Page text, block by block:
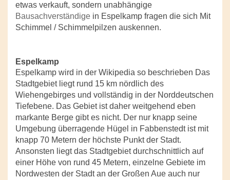
etwas verkauft, sondern unabhängige
Bausachverständige in Espelkamp fragen die sich Mit
Schimmel / Schimmelpilzen auskennen.
Espelkamp
Espelkamp wird in der Wikipedia so beschrieben Das
Stadtgebiet liegt rund 15 km nördlich des
Wiehengebirges und vollständig in der Norddeutschen
Tiefebene. Das Gebiet ist daher weitgehend eben
markante Berge gibt es nicht. Der nur knapp seine
Umgebung überragende Hügel in Fabbenstedt ist mit
knapp 70 Metern der höchste Punkt der Stadt.
Ansonsten liegt das Stadtgebiet durchschnittlich auf
einer Höhe von rund 45 Metern, einzelne Gebiete im
Nordwesten der Stadt an der Großen Aue auch nur